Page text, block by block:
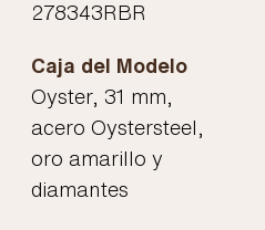
278343RBR
Caja del Modelo
Oyster, 31 mm,
acero Oystersteel,
oro amarillo y
diamantes